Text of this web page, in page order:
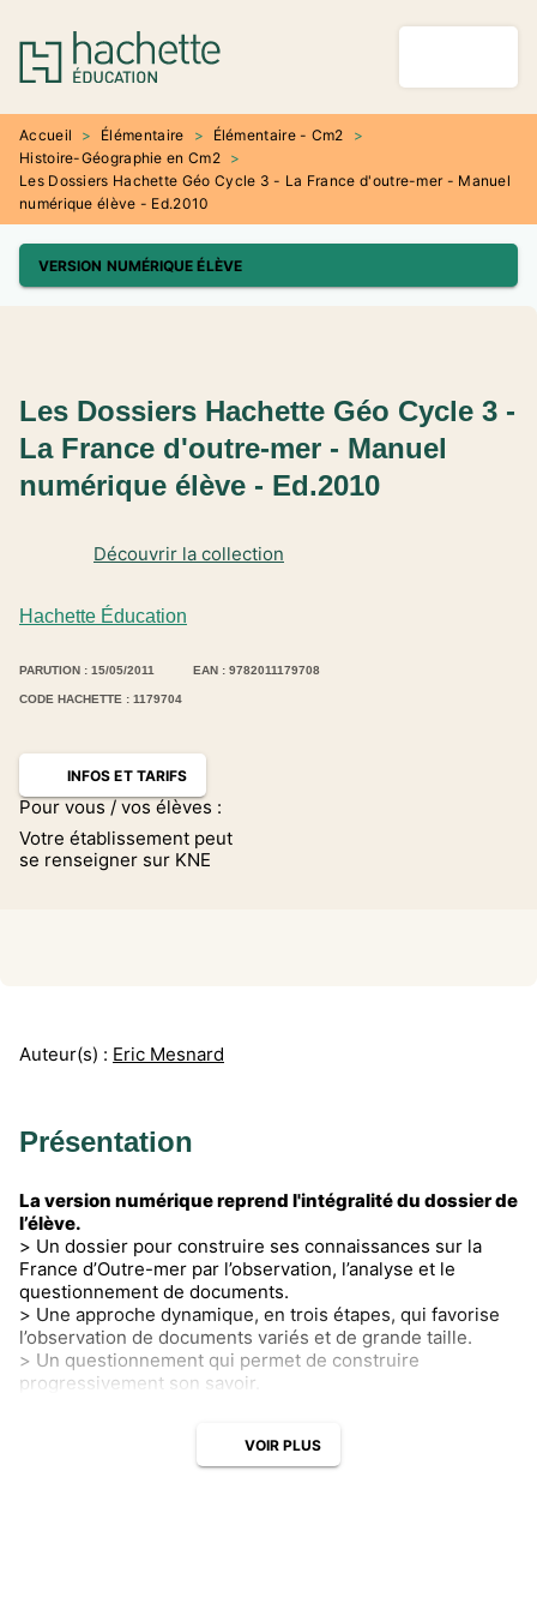
MENU RECHERCHE
PIED DE PAGE
Accueil > Élémentaire > Élémentaire - Cm2
>
Histoire-Géographie en Cm2
>
Les Dossiers Hachette Géo Cycle 3 - La France d'outre-mer - Manuel
numérique élève - Ed.2010
VERSION NUMÉRIQUE ÉLÈVE
Hachette Éducation
Découvrir la collection
Les Dossiers Hachette Géo Cycle 3 -
La France d'outre-mer - Manuel
numérique élève - Ed.2010
PARUTION : 15/05/2011 EAN : 9782011179708
CODE HACHETTE : 1179704
INFOS ET TARIFS
Pour vous / vos élèves :
Votre établissement peut
se renseigner sur KNE
Auteur(s) : Eric Mesnard
Présentation
La version numérique reprend l'intégralité du dossier de
l’élève.
> Un dossier pour construire ses connaissances sur la
France d’Outre-mer par l’observation, l’analyse et le
questionnement de documents.
> Une approche dynamique, en trois étapes, qui favorise
l’observation de documents variés et de grande taille.
> Un questionnement qui permet de construire
progressivement son savoir.
VOIR PLUS